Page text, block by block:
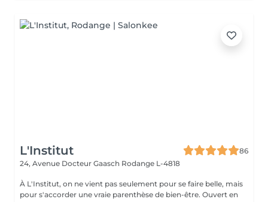
L'Institut
86
24, Avenue Docteur Gaasch Rodange L-4818
À L'Institut, on ne vient pas seulement pour se faire belle, mais
pour s'accorder une vraie parenthèse de bien-être. Ouvert en